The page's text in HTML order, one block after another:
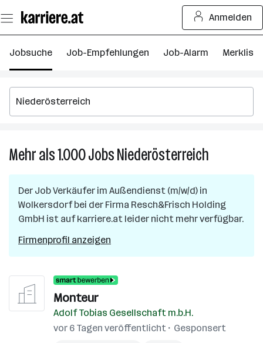
Seiteninhalt
springen
Anmelden
Jobsuche Job-Empfehlungen Job-Alarm Merkliste
Mehr als 1.000JobsNiederösterreich
in
Der JobVerkäufer im Außendienst (m/w/d) in
Wolkersdorfbei der Firma Resch&Frisch Holding
GmbH ist auf karriere.at leider nicht mehr verfügbar.
Firmenprofil anzeigen
Monteur
Adolf Tobias Gesellschaft m.b.H.
vor 6 Tagen veröffentlicht
Gesponsert